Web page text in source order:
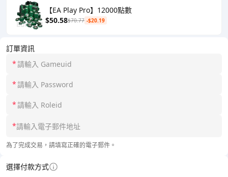
訂單資訊
*
*
*
*
為了完成交易，請填寫正確的電子郵件。
選擇付款方式
【EA Play Pro】12000點數
$50.58$70.77 -$20.19